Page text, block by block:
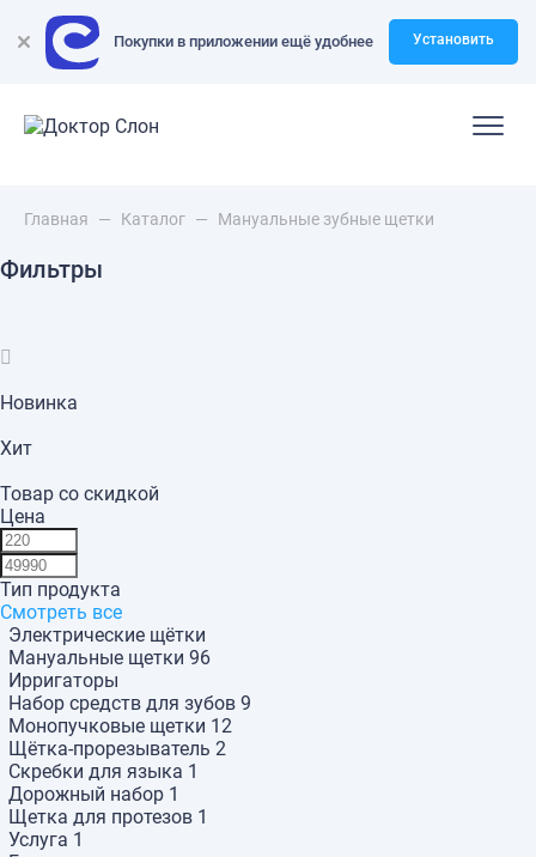
Покупки в приложении ещё удобнее Установить
Главная — Каталог — Мануальные зубные щетки
Фильтры
Новинка
Хит
Товар со скидкой
Цена
Тип продукта
Смотреть все
Электрические щётки
Мануальные щетки 96
Ирригаторы
Набор средств для зубов 9
Монопучковые щетки 12
Щётка-прорезыватель 2
Скребки для языка 1
Дорожный набор 1
Щетка для протезов 1
Услуга 1